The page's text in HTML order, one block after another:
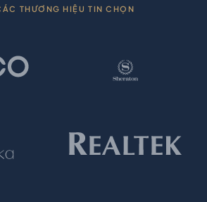
THƯƠNG HIỆU TIN CHỌN